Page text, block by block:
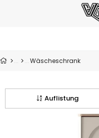
Wäscheschrank
Auflistung